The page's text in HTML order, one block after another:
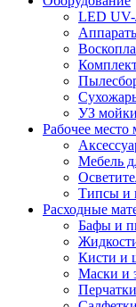
LED UV-
УЗ мойки
Рабочее место
Мебель
Типсы и
Расходные
Бафы и
Кисти и
Маски и
Перчатки